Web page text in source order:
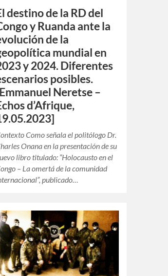
destino de la RD del
y Ruanda ante la
de la
mundial en
y 2024. Diferentes
posibles.
Neretse –
d’Afrique,
Como señala el politólogo Dr.
Onana en la presentación de su
libro titulado: “Holocausto en el
– La omertá de la comunidad
publicado…